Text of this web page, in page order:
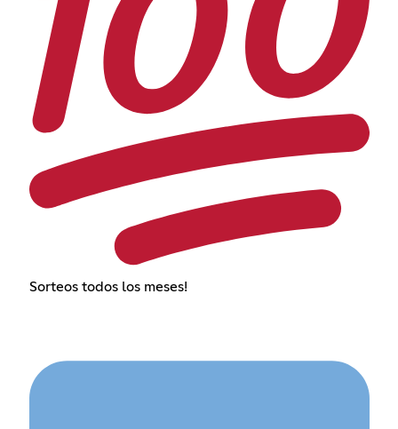
Sorteos todos los meses!